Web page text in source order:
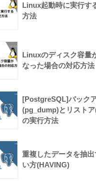
Linux起動時に実行す
方法
Linuxのディスク容量
なった場合の対応方法
[PostgreSQL]バック
(pg_dump)とリスト
の実行方法
重複したデータを抽
い方(HAVING)